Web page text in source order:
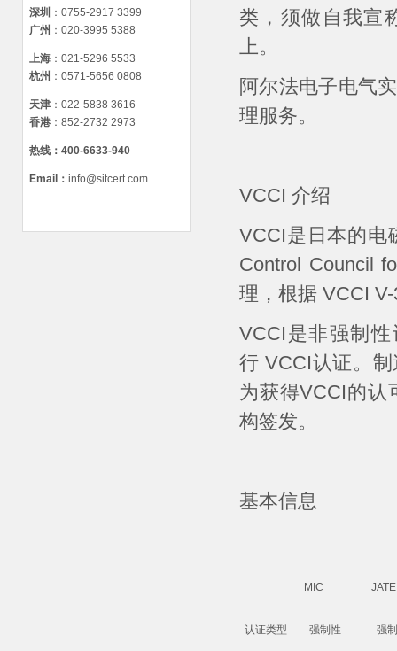
深圳 ：0755-2917 3399
广州 ：020-3995 5388
上海 ：021-5296 5533
杭州 ：0571-5656 0808
天津 ：022-5838 3616
香港 ：852-2732 2973
热线： 400-6633-940
Email ： info@sitcert.com
类，须做自我宣
上。
阿尔法电子电气
理服务。
VCCI 介绍
VCCI是日本的电
Control Council
理，根据 VCCI
VCCI是非强制
行 VCCI认证。
为获得VCCI的认
构签发。
基本信息
MIC JATE
认证类型 强制性 强